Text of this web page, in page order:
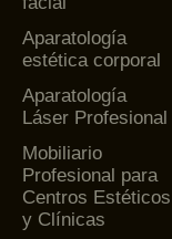
Aparatología
estética corporal
Aparatología
Láser Profesional
Mobiliario
Profesional para
Centros Estéticos
y Clínicas